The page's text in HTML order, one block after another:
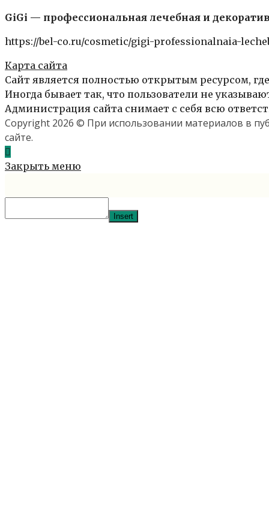
GiGi — профессиональная лечебная и
https://bel-co.ru/cosmetic/gigi-professionalnaia-
Карта сайта
Сайт является полностью открытым ресурсом,
Иногда бывает так, что пользователи не
Администрация сайта снимает с себя всю
Copyright 2026 © При использовании материалов в
сайте.
Закрыть меню
Insert